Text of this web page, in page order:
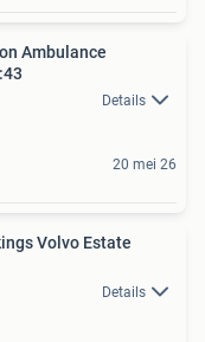
Ambulance
Noord 1:43
Details
20 mei 26
Volvo Estate
Details